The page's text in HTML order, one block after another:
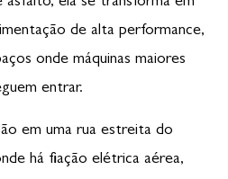
de alta performance,
onde máquinas maiores
entrar.
em uma rua estreita do
há fiação elétrica aérea,